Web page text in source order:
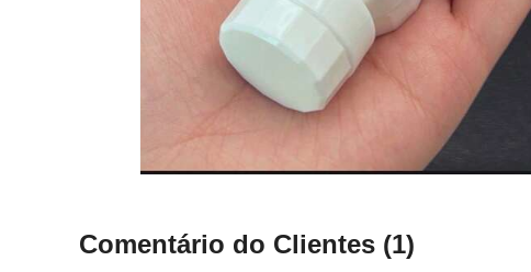
Comentário do Clientes (1)